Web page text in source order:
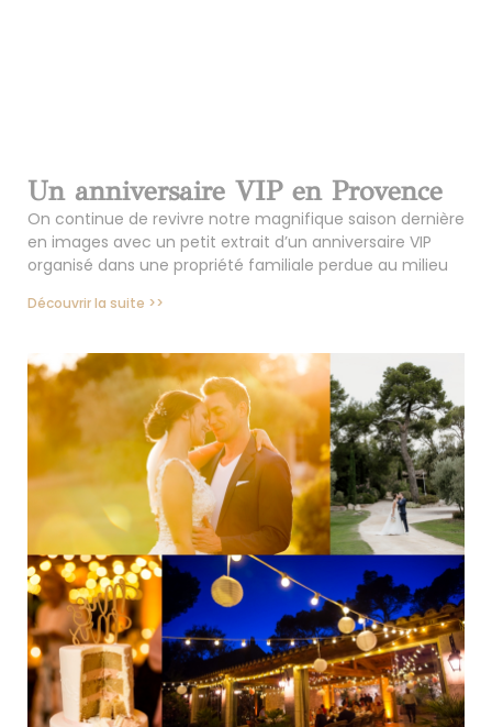
Un anniversaire VIP en Provence
On continue de revivre notre magnifique saison dernière
en images avec un petit extrait d’un anniversaire VIP
organisé dans une propriété familiale perdue au milieu
Découvrir la suite >>